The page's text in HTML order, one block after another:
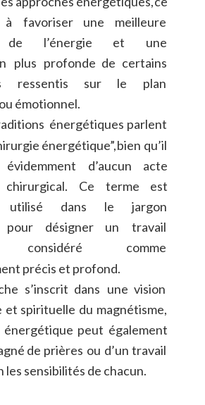
à favoriser une
meilleure
de l’énergie et
une
plus profonde de certains
ressentis sur le
plan
émotionnel.
énergétiques parlent
énergétique”,bien qu’il
évidemment d’aucun
acte
chirurgical. Ce terme
est
utilisé dans le
jargon
pour désigner un
travail
considéré
comme
précis et profond.
s’inscrit dans une vision
et spirituelle du magnétisme,
énergétique peut également
de prières ou d’un travail
les sensibilités de chacun.